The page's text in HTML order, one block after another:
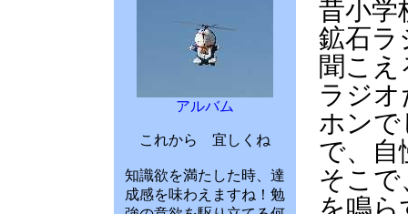
アルバム
これから 宜しくね
知識欲を満たした時、達
成感を味わえますね！勉
昔小学
鉱石ラ
聞こ
ラジ
ホン
で、自
そこ
を鳴